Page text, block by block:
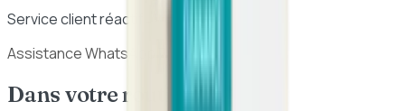
Service client réactif
Assistance WhatsApp 7j/7
Dans votre routine beauté